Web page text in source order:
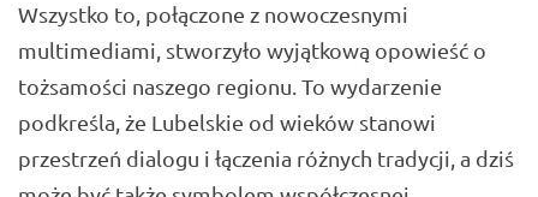
Wszystko to, połączone z nowoczesnymi
multimediami, stworzyło wyjątkową opowieść o
tożsamości naszego regionu. To wydarzenie
podkreśla, że Lubelskie od wieków stanowi
przestrzeń dialogu i łączenia różnych tradycji, a dziś